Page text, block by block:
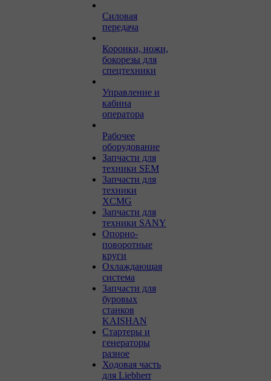
Силовая
передача
Коронки, ножи,
бокорезы для
спецтехники
Управление и
кабина
оператора
Рабочее
оборудование
Запчасти для
техники SEM
Запчасти для
техники
XCMG
Запчасти для
техники SANY
Опорно-
поворотные
круги
Охлаждающая
система
Запчасти для
буровых
станков
KAISHAN
Стартеры и
генераторы
разное
Ходовая часть
для Liebherr